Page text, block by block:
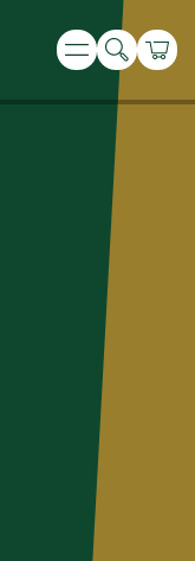
Menu
Recherche